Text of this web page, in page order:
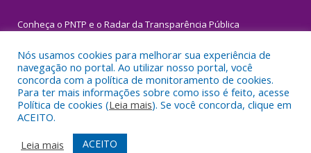
Conheça o PNTP e o Radar da Transparência Pública
Todos os direitos reservados a Prefeitura Municipal de Igarapé-
Miri.
Mapa do Site
Acessar Área Administrativa
Nós usamos cookies para melhorar sua experiência de
navegação no portal. Ao utilizar nosso portal, você
concorda com a política de monitoramento de cookies.
Para ter mais informações sobre como isso é feito, acesse
Política de cookies (Leia mais). Se você concorda, clique em
ACEITO.
Leia mais
ACEITO